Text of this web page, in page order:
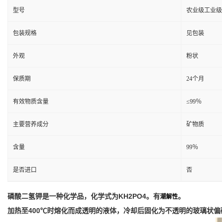
型号 农业级工业级
包装规格 见包装
外观 粉状
保质期 24个月
有效物质含量 ≤99％
主要营养成分 矿物质
含量 99％
是否进口 否
磷酸二氢钾是一种化学品，化学式为KH2PO4。有潮解性。
加热至400℃时熔化而成透明的液体，冷却后固化为不透明的玻璃状偏